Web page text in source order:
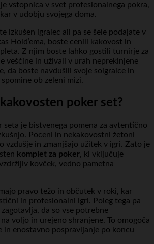
vstopnica v svet profesionalnega pokra,
v udobju svojega doma.
izkušen igralec ali pa se šele podajate v
Hold’ema, boste cenili kakovost in
Z njim boste lahko gostili turnirje za
veščine in uživali v urah neprekinjene
da boste navdušili svoje soigralce in
ob zeleni mizi.
poker set?
seta je bistvenega pomena za avtentično
Poceni in nekakovostni žetoni
vzdušje in zmanjšajo užitek v igri. Zato je
komplet za poker, ki vključuje
kovček, vedno pametna
pravo težo in občutek v roki, kar
in profesionalni igri. Poleg tega pa
da so vse potrebne
voljo in urejeno shranjene. To omogoča
in enostavno pospravljanje po koncu